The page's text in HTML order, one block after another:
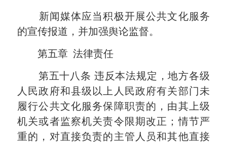
新闻媒体应当积极开展公共文化服务
的宣传报道，并加强舆论监督。
第五章 法律责任
第五十八条 违反本法规定，地方各级
人民政府和县级以上人民政府有关部门未
履行公共文化服务保障职责的，由其上级
机关或者监察机关责令限期改正；情节严
重的，对直接负责的主管人员和其他直接